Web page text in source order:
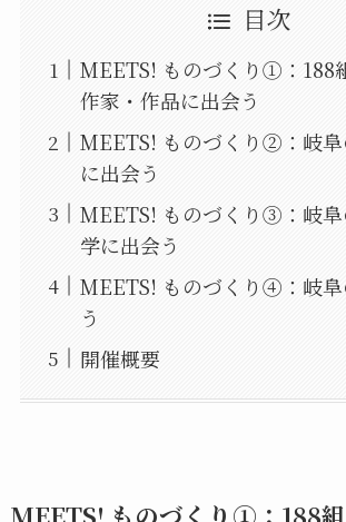
目次
MEETS! ものづくり①：188
作家・作品に出会う
MEETS! ものづくり②：岐阜
に出会う
MEETS! ものづくり③：岐阜
学に出会う
MEETS! ものづくり④：岐阜
う
開催概要